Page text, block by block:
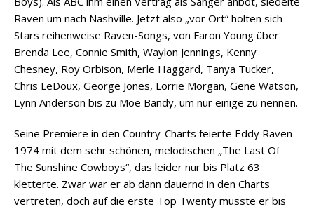
Raven um nach Nashville. Jetzt also „vor Ort“ holten sich
Stars reihenweise Raven-Songs, von Faron Young über
Brenda Lee, Connie Smith, Waylon Jennings, Kenny
Chesney, Roy Orbison, Merle Haggard, Tanya Tucker,
Chris LeDoux, George Jones, Lorrie Morgan, Gene Watson,
Lynn Anderson bis zu Moe Bandy, um nur einige zu nennen.
Seine Premiere in den Country-Charts feierte Eddy Raven
1974 mit dem sehr schönen, melodischen „The Last Of
The Sunshine Cowboys“, das leider nur bis Platz 63
kletterte. Zwar war er ab dann dauernd in den Charts
vertreten, doch auf die erste Top Twenty musste er bis